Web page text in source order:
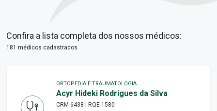
Confira a lista completa dos nossos médicos:
181 médicos cadastrados
ORTOPEDIA E TRAUMATOLOGIA
Acyr Hideki Rodrigues da Silva
CRM 6438 | RQE 1580